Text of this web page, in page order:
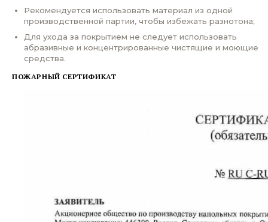
Рекомендуется использовать материал из одной
производственной партии, чтобы избежать разнотона;
Для ухода за покрытием не следует использовать
абразивные и концентрированные чистящие и моющие
средства.
ПОЖАРНЫЙ СЕРТИФИКАТ